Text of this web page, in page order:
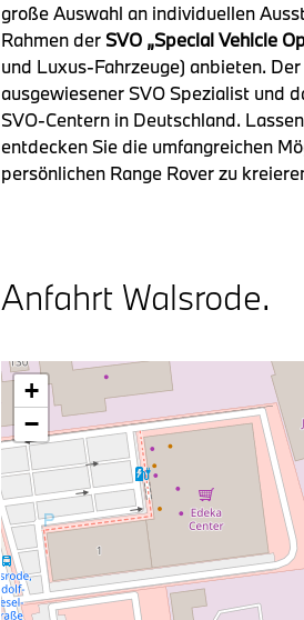
große Auswahl an individuellen
Rahmen der SVO „Special Vehicle
und Luxus-Fahrzeuge) anbieten.
ausgewiesener SVO Spezialist und
SVO-Centern in Deutschland.
entdecken Sie die umfangreichen
persönlichen Range Rover zu
Anfahrt Walsrode.
+
−